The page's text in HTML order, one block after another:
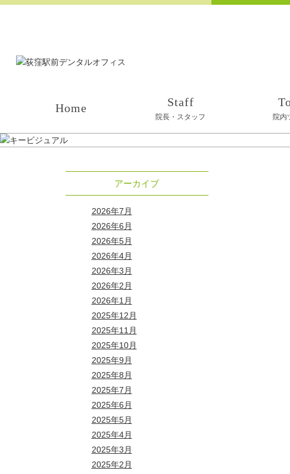
Home Staff
院長・スタッフ 院内
アーカイブ
2026年7月
2026年6月
2026年5月
2026年4月
2026年3月
2026年2月
2026年1月
2025年12月
2025年11月
2025年10月
2025年9月
2025年8月
2025年7月
2025年6月
2025年5月
2025年4月
2025年3月
2025年2月